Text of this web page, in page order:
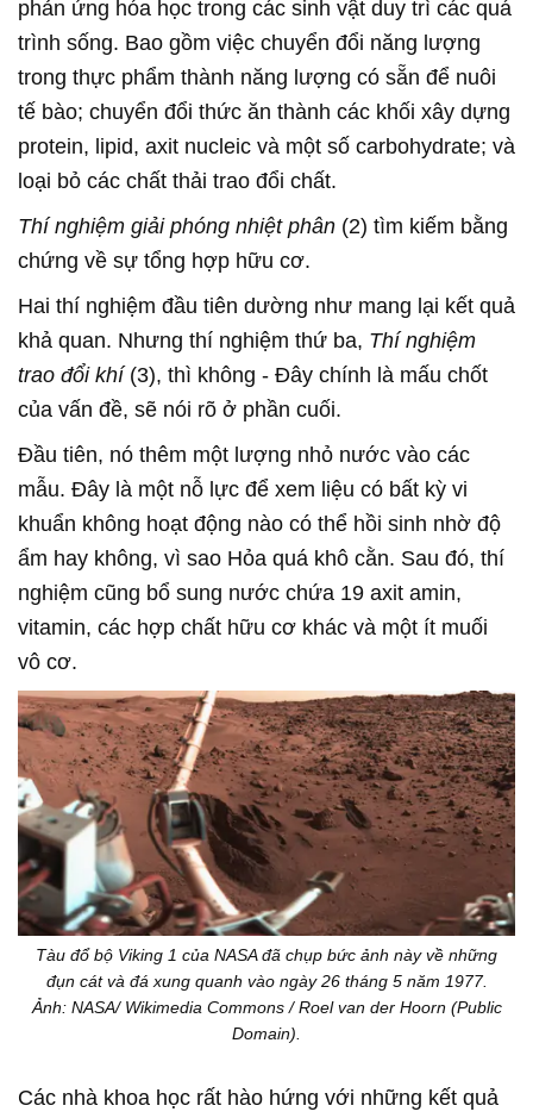
phản ứng hóa học trong các sinh vật duy trì các quá
trình sống. Bao gồm việc chuyển đổi năng lượng
trong thực phẩm thành năng lượng có sẵn để nuôi
tế bào; chuyển đổi thức ăn thành các khối xây dựng
protein, lipid, axit nucleic và một số carbohydrate; và
loại bỏ các chất thải trao đổi chất.
Thí nghiệm giải phóng nhiệt phân (2) tìm kiếm bằng
chứng về sự tổng hợp hữu cơ.
Hai thí nghiệm đầu tiên dường như mang lại kết quả
khả quan. Nhưng thí nghiệm thứ ba, Thí nghiệm
trao đổi khí(3), thì không - Đây chính là mấu chốt
của vấn đề, sẽ nói rõ ở phần cuối.
Đầu tiên, nó thêm một lượng nhỏ nước vào các
mẫu. Đây là một nỗ lực để xem liệu có bất kỳ vi
khuẩn không hoạt động nào có thể hồi sinh nhờ độ
ẩm hay không, vì sao Hỏa quá khô cằn. Sau đó, thí
nghiệm cũng bổ sung nước chứa 19 axit amin,
vitamin, các hợp chất hữu cơ khác và một ít muối
vô cơ.
Tàu đổ bộ Viking 1 của NASA đã chụp bức ảnh này về những
đụn cát và đá xung quanh vào ngày 26 tháng 5 năm 1977.
Ảnh: NASA/ Wikimedia Commons / Roel van der Hoorn (Public
Domain).
Các nhà khoa học rất hào hứng với những kết quả